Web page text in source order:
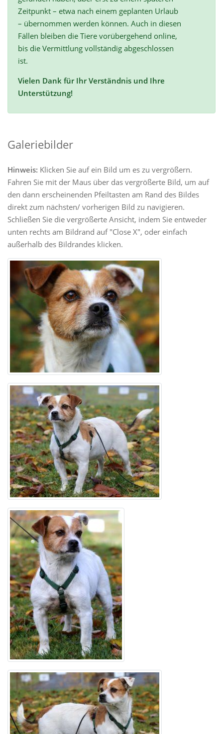
Zeitpunkt – etwa nach einem geplanten Urlaub
– übernommen werden können. Auch in diesen
Fällen bleiben die Tiere vorübergehend online,
bis die Vermittlung vollständig abgeschlossen
ist.
Vielen Dank für Ihr Verständnis und Ihre
Unterstützung!
Galeriebilder
Hinweis: Klicken Sie auf ein Bild um es zu vergrößern.
Fahren Sie mit der Maus über das vergrößerte Bild, um auf
den dann erscheinenden Pfeiltasten am Rand des Bildes
direkt zum nächsten/ vorherigen Bild zu navigieren.
Schließen Sie die vergrößerte Ansicht, indem Sie entweder
unten rechts am Bildrand auf "Close X", oder einfach
außerhalb des Bildrandes klicken.